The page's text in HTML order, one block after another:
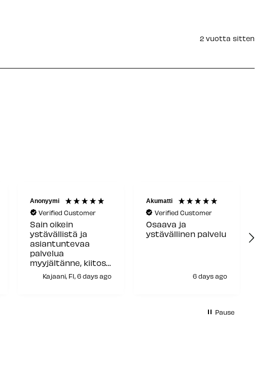
2 vuotta sitten
Anonyymi
Verified Customer
Sain oikein
ystävällistä ja
asiantuntevaa
palvelua
myyjältänne, kiitos
siitä!Kajaani, FI, 6 days ago
Akumatti
Verified Customer
Osaava ja
ystävällinen palvelu
6 days ago
Pause